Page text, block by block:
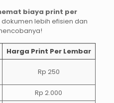
biaya print per
lebih efisien dan
Harga Print Per Lembar
Rp 250
Rp 2.000